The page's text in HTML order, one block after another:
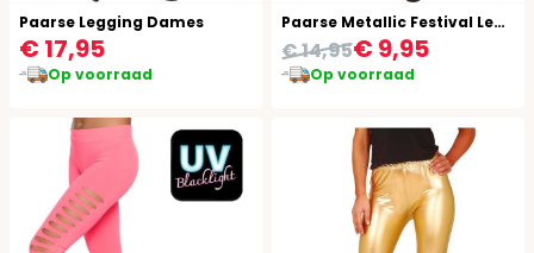
Paarse Legging Dames
€ 17,95
Op voorraad
Paarse Metallic Festival Legging
€ 9,95
€ 14,95
Op voorraad